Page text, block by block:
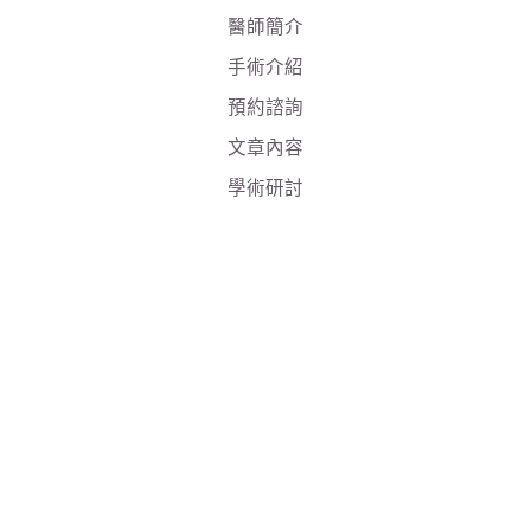
醫師簡介
手術介紹
預約諮詢
文章內容
學術研討